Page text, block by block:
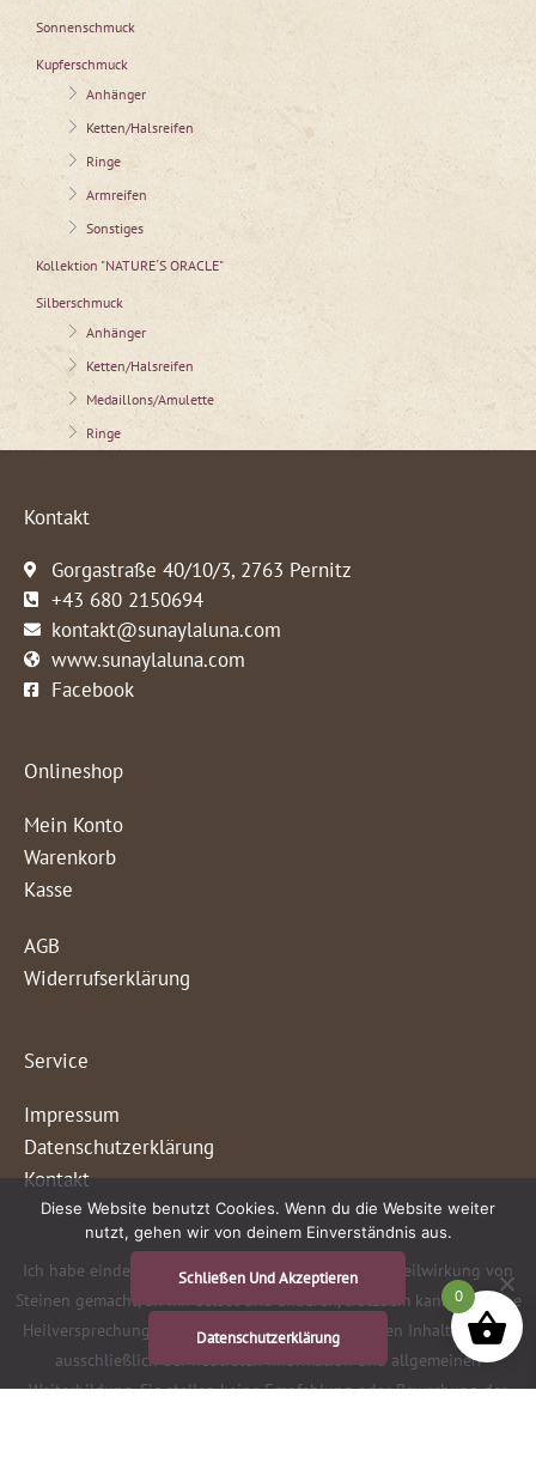
Sonnenschmuck
Kupferschmuck
Anhänger
Ketten/Halsreifen
Ringe
Armreifen
Sonstiges
Kollektion "NATURE´S ORACLE"
Silberschmuck
Anhänger
Ketten/Halsreifen
Medaillons/Amulette
Ringe
Kontakt
Gorgastraße 40/10/3, 2763 Pernitz
+43 680 2150694
kontakt@sunaylaluna.com
www.sunaylaluna.com
Facebook
Onlineshop
Mein Konto
Warenkorb
Kasse
AGB
Widerrufserklärung
Service
Impressum
Datenschutzerklärung
Kontakt
Ich habe eindeutige, positive Erfahrungen mit der Heilwirkung von
Steinen gemacht, an mir selbst und anderen, trotzdem kann ich keine
Heilversprechungen abgeben. Die hier dargestellten Inhalte dienen
ausschließlich der neutralen Information und allgemeinen
Weiterbildung. Sie stellen keine Empfehlung oder Bewerbung der
0
Diese Website benutzt Cookies. Wenn du die Website weiter
nutzt, gehen wir von deinem Einverständnis aus.
Schließen Und Akzeptieren
Datenschutzerklärung